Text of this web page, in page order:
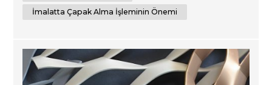
Çapak a...
İmalatta Çapak Alma İşleminin Önemi